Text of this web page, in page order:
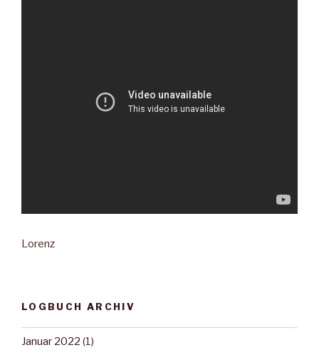
Lorenz
LOGBUCH ARCHIV
Januar 2022 (1)